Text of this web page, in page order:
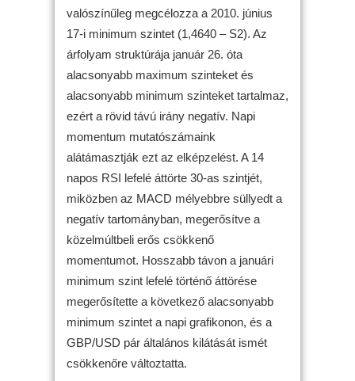
valószínűleg megcélozza a 2010. június
17-i minimum szintet (1,4640 – S2). Az
árfolyam struktúrája január 26. óta
alacsonyabb maximum szinteket és
alacsonyabb minimum szinteket tartalmaz,
ezért a rövid távú irány negatív. Napi
momentum mutatószámaink
alátámasztják ezt az elképzelést. A 14
napos RSI lefelé áttörte 30-as szintjét,
miközben az MACD mélyebbre süllyedt a
negatív tartományban, megerősítve a
közelmúltbeli erős csökkenő
momentumot. Hosszabb távon a januári
minimum szint lefelé történő áttörése
megerősítette a következő alacsonyabb
minimum szintet a napi grafikonon, és a
GBP/USD pár általános kilátását ismét
csökkenőre változtatta.